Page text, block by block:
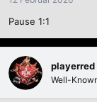
Pause 1:1
playerred
Well-